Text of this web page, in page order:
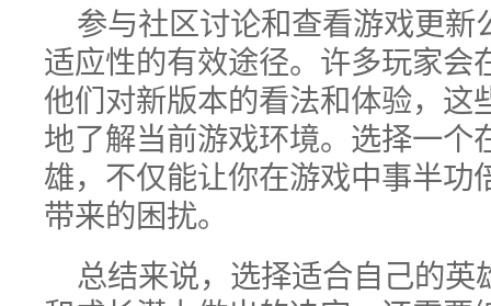
参与社区讨论和查看游戏更
适应性的有效途径。许多玩家会
他们对新版本的看法和体验，这
地了解当前游戏环境。选择一个
雄，不仅能让你在游戏中事半功
带来的困扰。
总结来说，选择适合自己的